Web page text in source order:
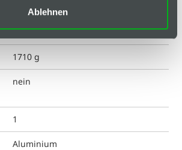
Ablehnen
eloxiert
silberfabig
1710 g
nein
1
Aluminium